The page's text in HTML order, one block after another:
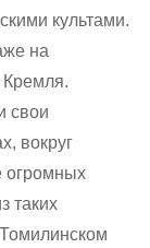
культами.
на
Кремля.
свои
вокруг
огромных
таких